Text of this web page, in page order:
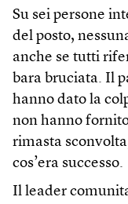
Su sei persone
del posto,
anche se tutti
bara bruciata. Il
hanno dato la
non hanno
rimasta
cos’era successo.
Il leader